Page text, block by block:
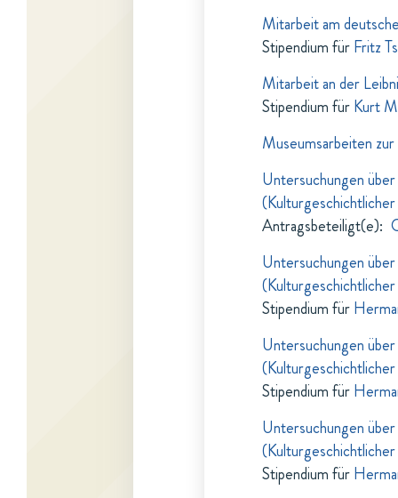
Mitarbeit am
Stipendium fürFritz
Mitarbeit an der
Stipendium fürKurt
Museumsarbeiten
Untersuchungen
Antragsbeteiligt(e):
Untersuchungen
Stipendium für
Untersuchungen
Stipendium für
Untersuchungen
Stipendium für